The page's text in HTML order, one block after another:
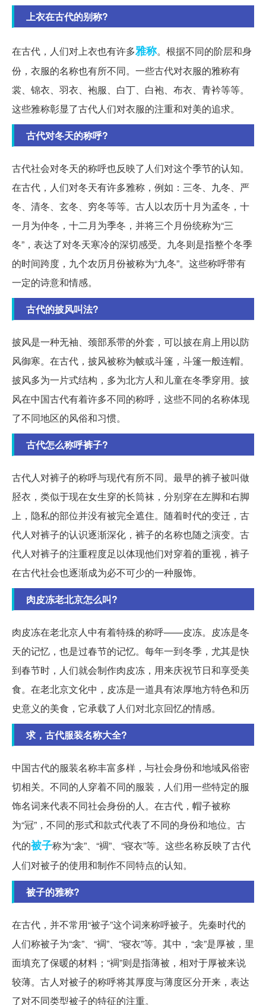
上衣在古代的别称?
在古代，人们对上衣也有许多雅称。根据不同的阶层和身
份，衣服的名称也有所不同。一些古代对衣服的雅称有
裳、锦衣、羽衣、袍服、白丁、白袍、布衣、青衿等等。
这些雅称彰显了古代人们对衣服的注重和对美的追求。
古代对冬天的称呼?
古代社会对冬天的称呼也反映了人们对这个季节的认知。
在古代，人们对冬天有许多雅称，例如：三冬、九冬、严
冬、清冬、玄冬、穷冬等等。古人以农历十月为孟冬，十
一月为仲冬，十二月为季冬，并将三个月份统称为“三
冬”，表达了对冬天寒冷的深切感受。九冬则是指整个冬季
的时间跨度，九个农历月份被称为“九冬”。这些称呼带有
一定的诗意和情感。
古代的披风叫法?
披风是一种无袖、颈部系带的外套，可以披在肩上用以防
风御寒。在古代，披风被称为帔或斗篷，斗篷一般连帽。
披风多为一片式结构，多为北方人和儿童在冬季穿用。披
风在中国古代有着许多不同的称呼，这些不同的名称体现
了不同地区的风俗和习惯。
古代怎么称呼裤子?
古代人对裤子的称呼与现代有所不同。最早的裤子被叫做
胫衣，类似于现在女生穿的长筒袜，分别穿在左脚和右脚
上，隐私的部位并没有被完全遮住。随着时代的变迁，古
代人对裤子的认识逐渐深化，裤子的名称也随之演变。古
代人对裤子的注重程度足以体现他们对穿着的重视，裤子
在古代社会也逐渐成为必不可少的一种服饰。
肉皮冻老北京怎么叫?
肉皮冻在老北京人中有着特殊的称呼——皮冻。皮冻是冬
天的记忆，也是过春节的记忆。每年一到冬季，尤其是快
到春节时，人们就会制作肉皮冻，用来庆祝节日和享受美
食。在老北京文化中，皮冻是一道具有浓厚地方特色和历
史意义的美食，它承载了人们对北京回忆的情感。
求，古代服装名称大全?
中国古代的服装名称丰富多样，与社会身份和地域风俗密
切相关。不同的人穿着不同的服装，人们用一些特定的服
饰名词来代表不同社会身份的人。在古代，帽子被称
为“冠”，不同的形式和款式代表了不同的身份和地位。古
代的被子称为“衾”、“裯”、“寝衣”等。这些名称反映了古代
人们对被子的使用和制作不同特点的认知。
被子的雅称?
在古代，并不常用“被子”这个词来称呼被子。先秦时代的
人们称被子为“衾”、“裯”、“寝衣”等。其中，“衾”是厚被，里
面填充了保暖的材料；“裯”则是指薄被，相对于厚被来说
较薄。古人对被子的称呼将其厚度与薄度区分开来，表达
了对不同类型被子的特征的注重。